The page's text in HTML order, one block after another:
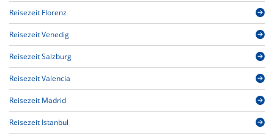
Reisezeit Florenz
Reisezeit Venedig
Reisezeit Salzburg
Reisezeit Valencia
Reisezeit Madrid
Reisezeit Istanbul